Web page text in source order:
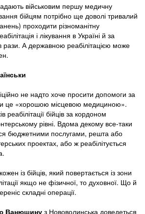
надають військовим першу медичну
бійцям потрібно ще доволі тривалий
проходити різноманітну
і лікування в Україні й за
рази. А державною реабілітацією може
не надто хоче просити допомоги за
це «хорошою місцевою медициною».
реабілітації бійців за кордоном
рівні. Вдома декому все-таки
бюджетними послугами, решта або
проектах, або ж реабілітується
із бійців, який повертається із зони
якщо не фізичної, то духовної. Що й
складні операції.
Ванюшину з Нововолинська доведеться